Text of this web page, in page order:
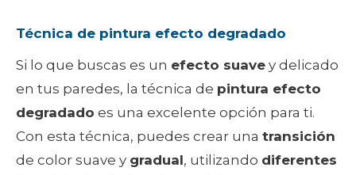
Técnica de pintura efecto degradado
Si lo que buscas es un efecto suave y delicado
en tus paredes, la técnica de pintura efecto
degradado es una excelente opción para ti.
Con esta técnica, puedes crear una transición
de color suave y gradual, utilizando diferentes